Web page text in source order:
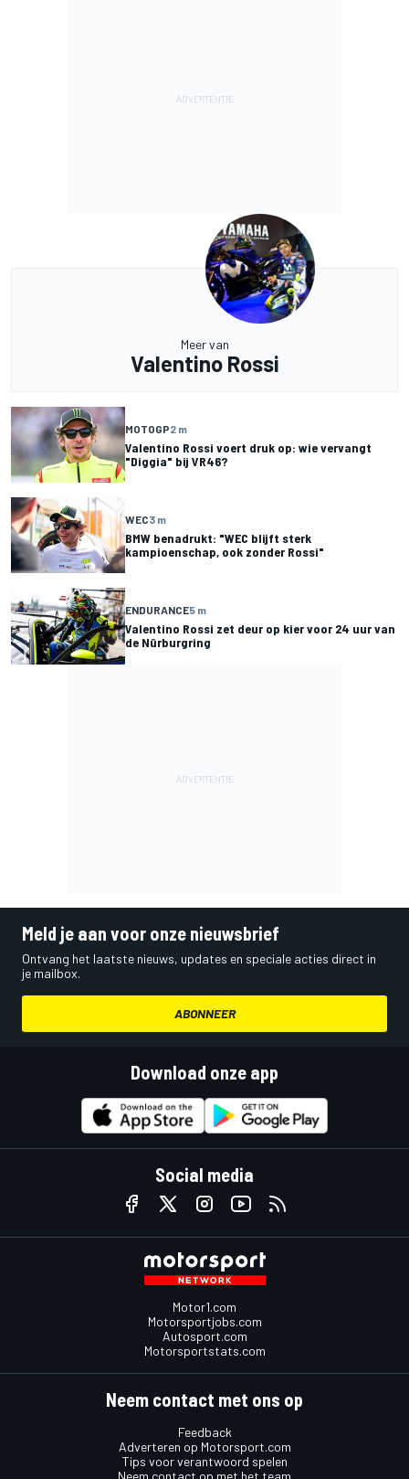
Meer van
Valentino Rossi
MOTOGP2 m
Valentino Rossi voert druk op: wie vervangt
"Diggia" bij VR46?
WEC3 m
BMW benadrukt: "WEC blijft sterk
kampioenschap, ook zonder Rossi"
ENDURANCE5 m
Valentino Rossi zet deur op kier voor 24 uur van
de Nürburgring
Meld je aan voor onze nieuwsbrief
Ontvang het laatste nieuws, updates en speciale acties direct in
je mailbox.
ABONNEER
Download onze app
Social media
Motor1.com
Motorsportjobs.com
Autosport.com
Motorsportstats.com
Neem contact met ons op
Feedback
Adverteren op Motorsport.com
Tips voor verantwoord spelen
Neem contact op met het team